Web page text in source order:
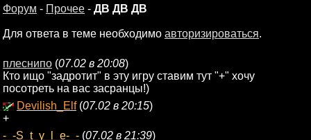
Форум - Прочее - ДВ ДВ ДВ
Для ответа в теме необходимо авторизироваться.
плеснипо (07.02 в 20:08)
Кто ищо "задротит" в эту игру ставим тут "+" хочу
посотреть на вас засранцы!)
Devilish_Elf(07.02 в 20:15)
+
-_-S_t_y_l_e-_- (07.02 в 21:39)